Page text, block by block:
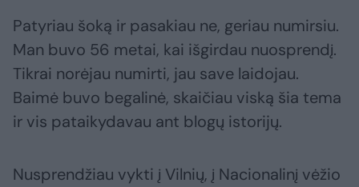
Patyriau šoką ir pasakiau ne, geriau numirsiu.
Man buvo 56 metai, kai išgirdau nuosprendį.
Tikrai norėjau numirti, jau save laidojau.
Baimė buvo begalinė, skaičiau viską šia tema
ir vis pataikydavau ant blogų istorijų.
Nusprendžiau vykti į Vilnių, į Nacionalinį vėžio